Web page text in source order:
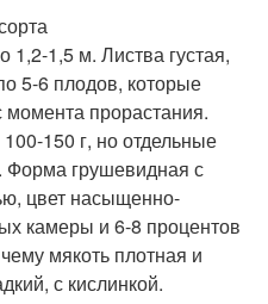
1,2-1,5 м. Листва густая,
5-6 плодов, которые
прорастания.
150 г, но отдельные
Форма грушевидная с
цвет насыщенно-
камеры и 6-8 процентов
мякоть плотная и
с кислинкой.